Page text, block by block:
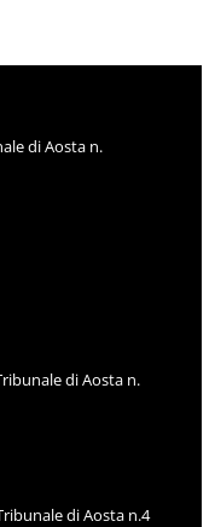
di Aosta n.
di Aosta n.
di Aosta n.4